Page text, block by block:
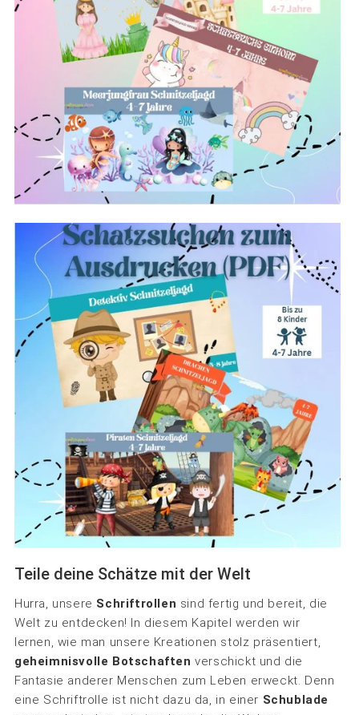
Teile deine Schätze mit der Welt
Hurra, unsere Schriftrollen sind fertig und bereit, die
Welt zu entdecken! In diesem Kapitel werden wir
lernen, wie man unsere Kreationen stolz präsentiert,
geheimnisvolle Botschaften verschickt und die
Fantasie anderer Menschen zum Leben erweckt. Denn
eine Schriftrolle ist nicht dazu da, in einer Schublade